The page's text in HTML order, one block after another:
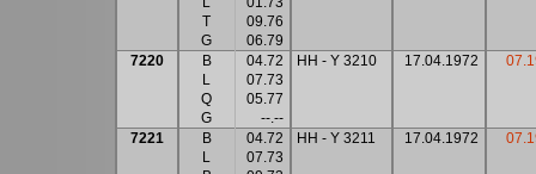
T
G
09.76
06.79
7220
B
L
Q
G
04.72
07.73
05.77
--.--
HH - Y 3210 17.04.1972
7221
B
L
04.72
07.73
HH - Y 3211 17.04.1972